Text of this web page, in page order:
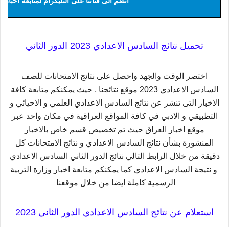
تحميل نتائج السادس الاعدادي 2023 الدور الثاني
اختصر الوقت والجهد واحصل على نتائج الامتحانات للصف
السادس الاعدادي 2023 موقع نتائجنا , حيث يمكنكم متابعة كافة
الاخبار التى تنشر عن نتائج السادس الاعدادي العلمي و الاحيائي و
التطبيقي و الادبي في كافة المواقع العراقية في مكان واحد عبر
موقع اخبار العراق حيث تم تخصيص قسم خاص بالاخبار
المنشورة بشأن نتائج السادس الاعدادي و نتائج الامتحانات كل
دقيقة من خلال الرابط التالي نتائج الدور الثاني السادس الاعدادي
و نتيجة السادس الاعدادي كما يمكنكم متابعة اخبار وزارة التربية
الرسمية كاملة ايضا من خلال موقعنا
استعلام عن نتائج السادس الاعدادي الدور الثاني 2023